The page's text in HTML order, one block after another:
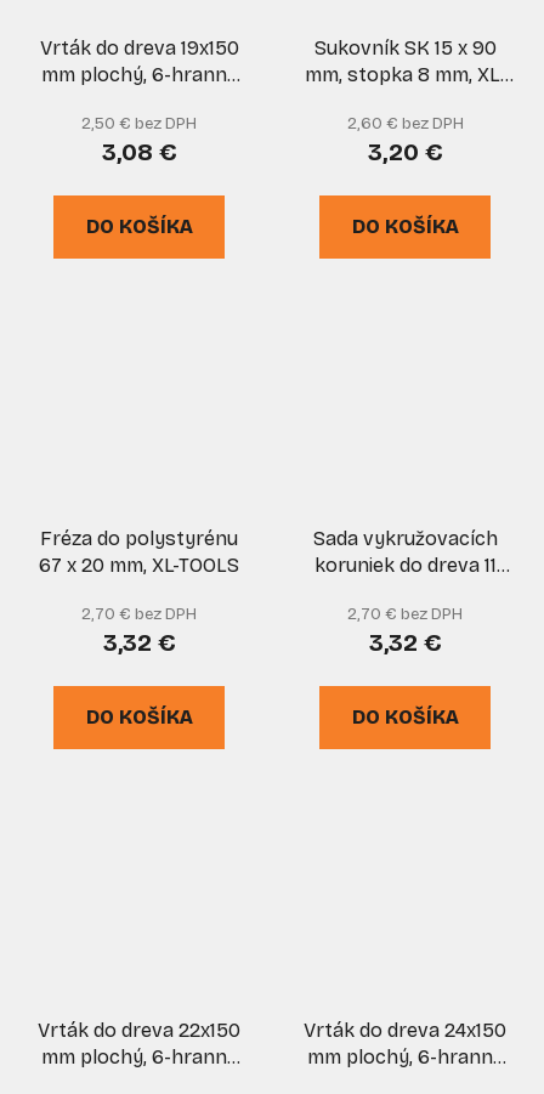
Vrták do dreva 19x150
mm plochý, 6-hranná
2,50 € bez DPH
3,08 €
DO KOŠÍKA
Sukovník SK 15 x 90
mm, stopka 8 mm, XL-
2,60 € bez DPH
3,20 €
DO KOŠÍKA
Fréza do polystyrénu
67 x 20 mm, XL-TOOLS
2,70 € bez DPH
3,32 €
DO KOŠÍKA
Sada vykružovacích
koruniek do dreva 11
44, 51, 64, GEKO
2,70 € bez DPH
3,32 €
DO KOŠÍKA
Vrták do dreva 22x150
mm plochý, 6-hranná
Vrták do dreva 24x150
mm plochý, 6-hranná